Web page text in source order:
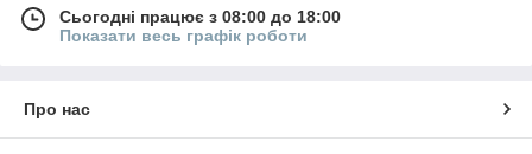
Сьогодні працює з 08:00 до 18:00
Показати весь графік роботи
Про нас